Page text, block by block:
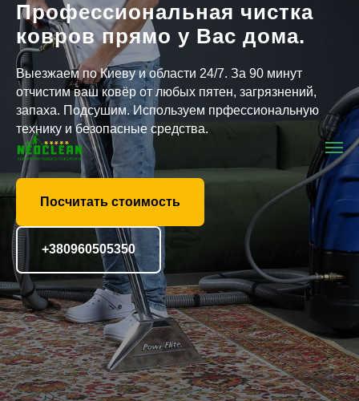
Профессиональная чистка
ковров прямо у Вас дома.
Выезжаем по Киеву и области 24/7. За 90 минут
отчистим ваш ковёр от любых пятен, загрязнений,
запаха. Подсушим. Используем прфессиональную
технику и безопасные средства.
Посчитать стоимость
+380960505350